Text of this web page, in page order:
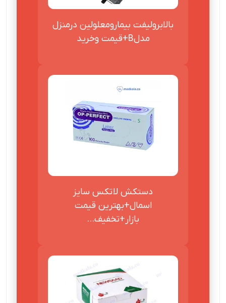
بالابرولیفت بیمارومعلولین درمنزل
مدلB+قیمت وخرید
دستکش لاتکس سایز
اسمال+بهترین قیمت
بازار+تخفیف...